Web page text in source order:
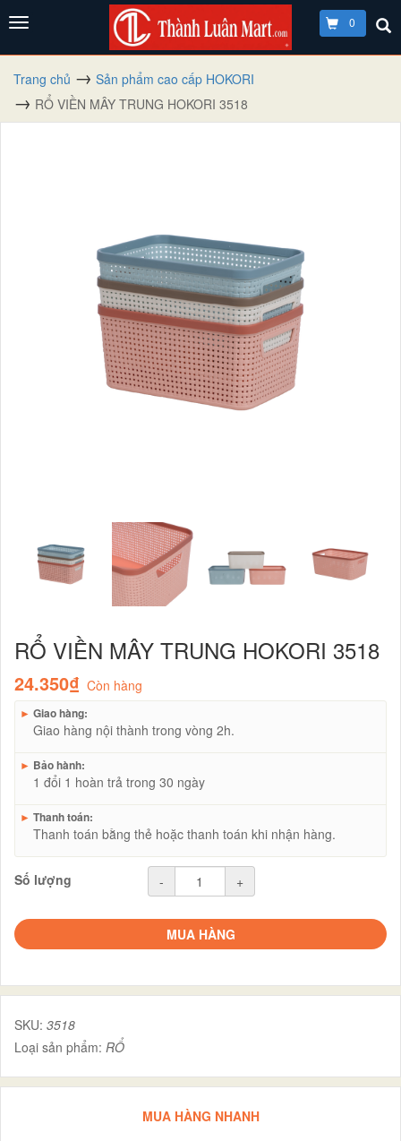
0
Trang chủ
Sản phẩm cao cấp HOKORI
RỔ VIỀN MÂY TRUNG HOKORI 3518
RỔ VIỀN MÂY TRUNG HOKORI 3518
24.350₫ Còn hàng
► Giao hàng:
Giao hàng nội thành trong vòng 2h.
► Bảo hành:
1 đổi 1 hoàn trả trong 30 ngày
► Thanh toán:
Thanh toán bằng thẻ hoặc thanh toán khi nhận hàng.
Số lượng - +
MUA HÀNG
SKU: 3518
Loại sản phẩm: RỔ
MUA HÀNG NHANH